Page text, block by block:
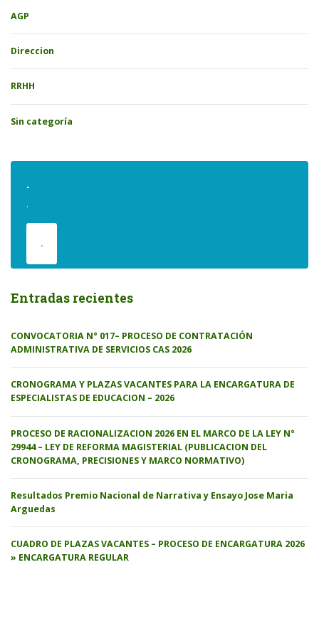
AGP
Direccion
RRHH
Sin categoría
.
.
.
Entradas recientes
CONVOCATORIA N° 017– PROCESO DE CONTRATACIÓN
ADMINISTRATIVA DE SERVICIOS CAS 2026
CRONOGRAMA Y PLAZAS VACANTES PARA LA ENCARGATURA DE
ESPECIALISTAS DE EDUCACION – 2026
PROCESO DE RACIONALIZACION 2026 EN EL MARCO DE LA LEY N°
29944 – LEY DE REFORMA MAGISTERIAL (PUBLICACION DEL
CRONOGRAMA, PRECISIONES Y MARCO NORMATIVO)
Resultados Premio Nacional de Narrativa y Ensayo Jose Maria
Arguedas
CUADRO DE PLAZAS VACANTES – PROCESO DE ENCARGATURA 2026
» ENCARGATURA REGULAR